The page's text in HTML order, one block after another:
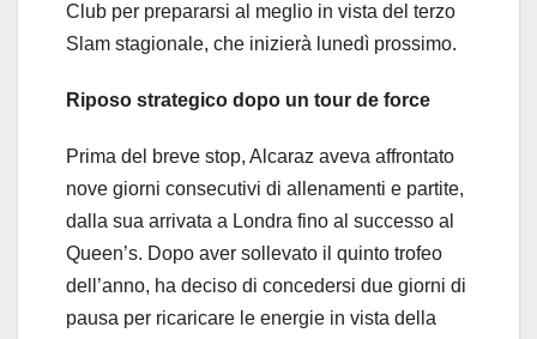
Club per prepararsi al meglio in vista del terzo
Slam stagionale, che inizierà lunedì prossimo.
Riposo strategico dopo un tour de force
Prima del breve stop, Alcaraz aveva affrontato
nove giorni consecutivi di allenamenti e partite,
dalla sua arrivata a Londra fino al successo al
Queen’s. Dopo aver sollevato il quinto trofeo
dell’anno, ha deciso di concedersi due giorni di
pausa per ricaricare le energie in vista della